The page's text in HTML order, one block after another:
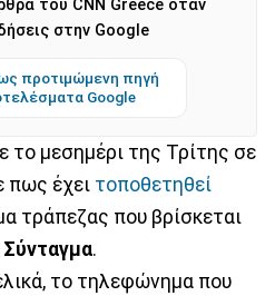
του CNN Greece όταν
στην Google
προτιμώμενη πηγή
Google
μεσημέρι της Τρίτης σε
πως έχει τοποθετηθεί
τράπεζας που βρίσκεται
.
το τηλεφώνημα που